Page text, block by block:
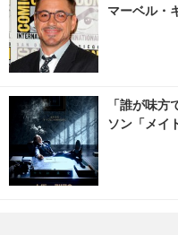
マーベル・
「誰が味
ソン「メイ